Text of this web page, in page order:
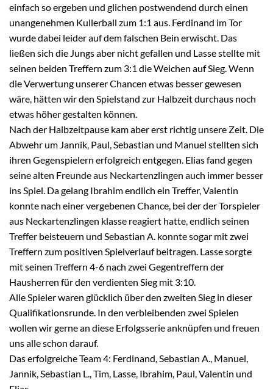
einfach so ergeben und glichen postwendend durch einen
unangenehmen Kullerball zum 1:1 aus. Ferdinand im Tor
wurde dabei leider auf dem falschen Bein erwischt. Das
ließen sich die Jungs aber nicht gefallen und Lasse stellte mit
seinen beiden Treffern zum 3:1 die Weichen auf Sieg. Wenn
die Verwertung unserer Chancen etwas besser gewesen
wäre, hätten wir den Spielstand zur Halbzeit durchaus noch
etwas höher gestalten können.
Nach der Halbzeitpause kam aber erst richtig unsere Zeit. Die
Abwehr um Jannik, Paul, Sebastian und Manuel stellten sich
ihren Gegenspielern erfolgreich entgegen. Elias fand gegen
seine alten Freunde aus Neckartenzlingen auch immer besser
ins Spiel. Da gelang Ibrahim endlich ein Treffer, Valentin
konnte nach einer vergebenen Chance, bei der der Torspieler
aus Neckartenzlingen klasse reagiert hatte, endlich seinen
Treffer beisteuern und Sebastian A. konnte sogar mit zwei
Treffern zum positiven Spielverlauf beitragen. Lasse sorgte
mit seinen Treffern 4-6 nach zwei Gegentreffern der
Hausherren für den verdienten Sieg mit 3:10.
Alle Spieler waren glücklich über den zweiten Sieg in dieser
Qualifikationsrunde. In den verbleibenden zwei Spielen
wollen wir gerne an diese Erfolgsserie anknüpfen und freuen
uns alle schon darauf.
Das erfolgreiche Team 4: Ferdinand, Sebastian A., Manuel,
Jannik, Sebastian L., Tim, Lasse, Ibrahim, Paul, Valentin und